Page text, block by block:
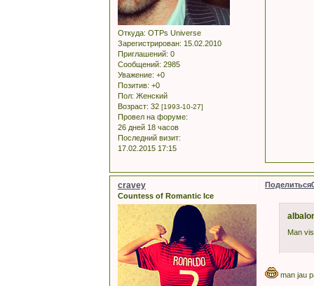
Откуда: OTPs Universe
Зарегистрирован: 15.02.2010
Приглашений: 0
Сообщений: 2985
Уважение: +0
Позитив: +0
Пол: Женский
Возраст: 32 [1993-10-27]
Провел на форуме:
26 дней 18 часов
Последний визит:
17.02.2015 17:15
Поделиться
cravey
Countess of Romantic Ice
Man
man jau